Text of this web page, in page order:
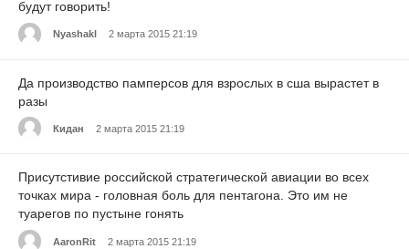
будут говорить!
Nyashakl 2 марта 2015 21:19
Да производство памперсов для взрослых в сша вырастет в
разы
Кидан 2 марта 2015 21:19
Присутстивие российской стратегической авиации во всех
точках мира - головная боль для пентагона. Это им не
туарегов по пустыне гонять
AaronRit 2 марта 2015 21:19